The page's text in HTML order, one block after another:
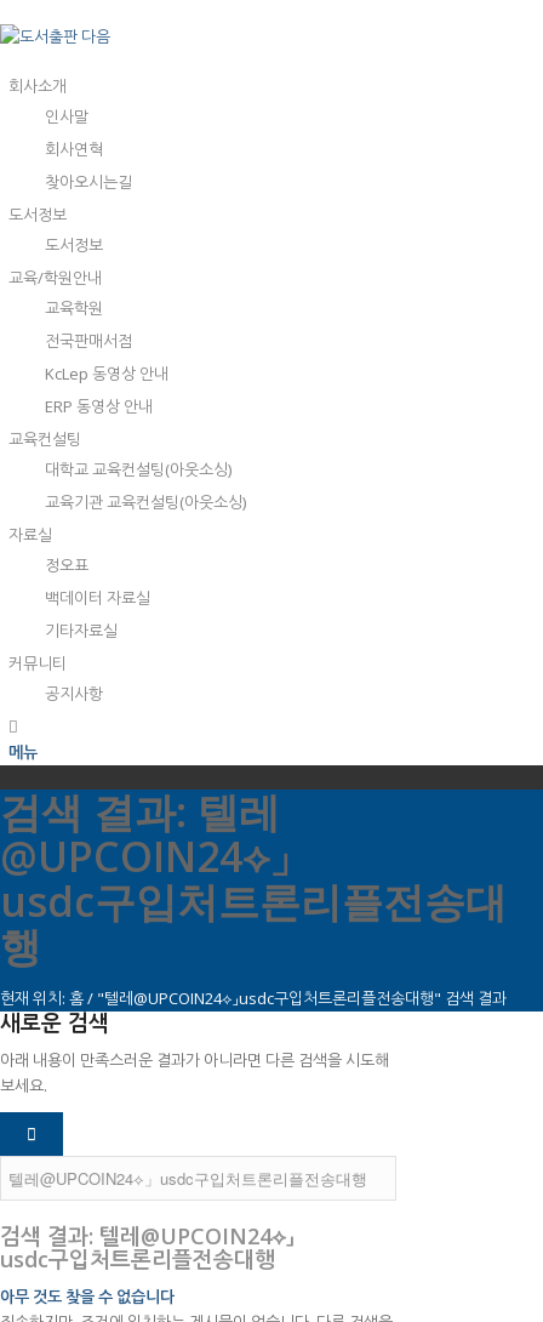
회사소개
인사말
회사연혁
찾아오시는길
도서정보
도서정보
교육/학원안내
교육학원
전국판매서점
KcLep 동영상 안내
ERP 동영상 안내
교육컨설팅
대학교 교육컨설팅(아웃소싱)
교육기관 교육컨설팅(아웃소싱)
자료실
정오표
백데이터 자료실
기타자료실
커뮤니티
공지사항
메뉴
검색 결과: 텔레
@UPCOIN24⟡」
usdc구입처트론리플전송대
행
현재 위치: 홈/ "텔레@UPCOIN24⟡」usdc구입처트론리플전송대행" 검색 결과
새로운 검색
아래 내용이 만족스러운 결과가 아니라면 다른 검색을 시도해
보세요.
검색 결과: 텔레@UPCOIN24⟡」
usdc구입처트론리플전송대행
아무 것도 찾을 수 없습니다